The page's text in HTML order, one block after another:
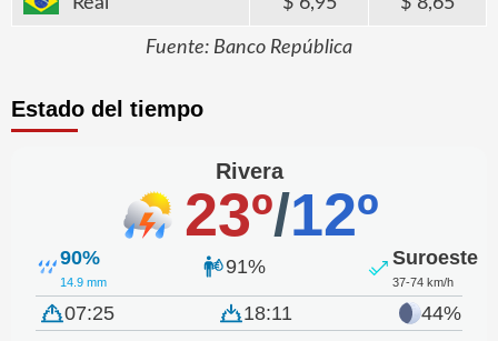
Fuente: Banco República
Estado del tiempo
Rivera
23º/12º
90%
14.9 mm
91% Suroeste
37-74 km/h
07:25 18:11 44%